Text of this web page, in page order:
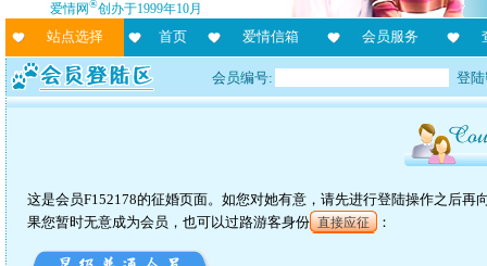
爱情网®创办于1999年10月
站点选择 首页 爱情信箱 会员服务
会员编号: 登
这是会员F152178的征婚页面。如您对她有意，请先进行登陆操作之后
果您暂时无意成为会员，也可以过路游客身份 直接应征 ：